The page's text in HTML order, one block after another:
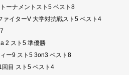
ーナメントスト5 ベスト8
ァイターV 大学対抗戦スト5 ベスト4
2 スト5 準優勝
ー9 スト5 3on3 ベスト8
回目 スト5 ベスト4